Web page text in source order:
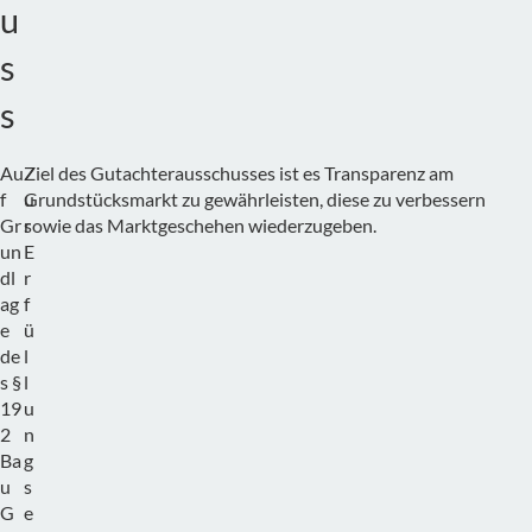
u
s
s
Au
f
Gr
un
dl
ag
e
de
s §
19
2
Ba
u
G
Z
u
r
E
r
f
ü
l
l
u
n
g
s
e
Ziel des Gutachterausschusses ist es Transparenz am
Grundstücksmarkt zu gewährleisten, diese zu verbessern
sowie das Marktgeschehen wiederzugeben.